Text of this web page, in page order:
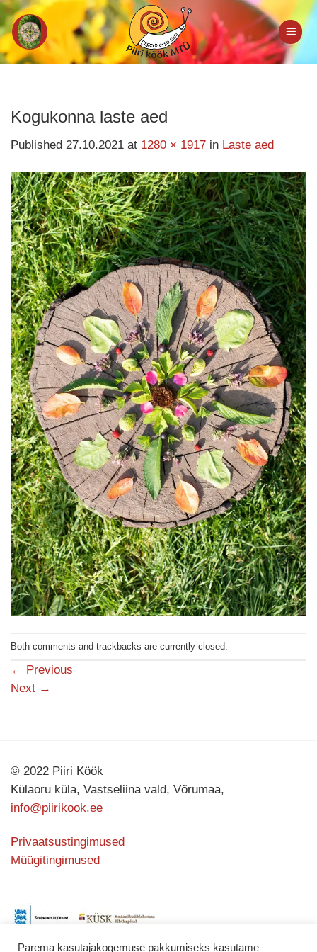
Skip
to
content
Kogukonna laste aed
Published 27.10.2021 at 1280 × 1917 in Laste aed
Both comments and trackbacks are currently closed.
← Previous
Next →
© 2022 Piiri Köök
Külaoru küla, Vastseliina vald, Võrumaa,
info@piirikook.ee
Privaatsustingimused
Müügitingimused
Parema kasutajakogemuse pakkumiseks kasutame